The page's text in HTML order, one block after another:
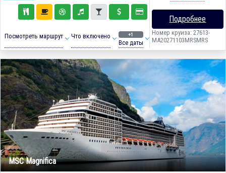
Посмотреть маршрут Что включено +1
Все даты
Подробнее
Номер круиза: 27613-
MA20271103MRSMRS
MSC Magnifica